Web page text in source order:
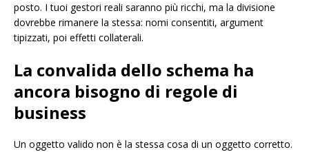
posto. I tuoi gestori reali saranno più ricchi, ma la divisione
dovrebbe rimanere la stessa: nomi consentiti, argument
tipizzati, poi effetti collaterali.
La convalida dello schema ha
ancora bisogno di regole di
business
Un oggetto valido non è la stessa cosa di un oggetto corretto.